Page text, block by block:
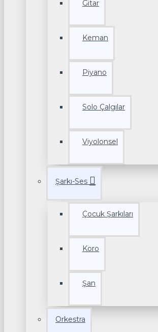
Gitar
Keman
Piyano
Solo Çalgılar
Viyolonsel
Şarkı-Ses
Çocuk Şarkıları
Koro
Şan
Orkestra